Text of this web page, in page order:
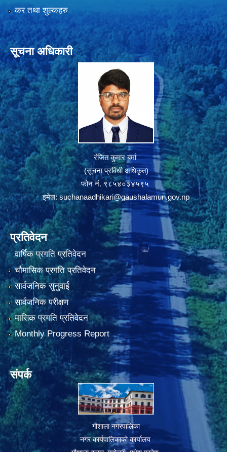
कर तथा शुल्कहरु
सूचना अधिकारी
रंजित कुमार बर्मा
(सूचना प्रविधी अधिकृत)
फोन नं. ९८५४०३४५९५
इमेल:suchanaadhikari@gaushalamun.gov.np
प्रतिवेदन
वार्षिक प्रगति प्रतिवेदन
चौमासिक प्रगति प्रतिवेदन
सार्वजनिक सुनुवाई
सार्वजनिक परीक्षण
मासिक प्रगति प्रतिवेदन
Monthly Progress Report
संपर्क
गौशाला नगरपालिका
नगर कार्यपालिकाको कार्यालय